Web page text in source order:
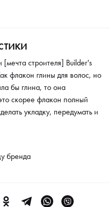
строителя] Builder's
флакон глины для волос, но
бы глина, то она
скорее флакон полный
укладку, передумать и
спрей-лак для укладки
теплом и/или
бренда